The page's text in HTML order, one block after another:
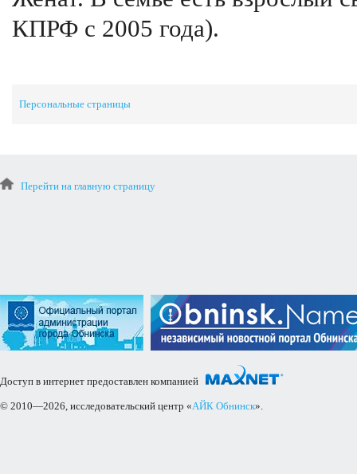
КПРФ с 2005 года).
Персональные страницы
Перейти на главную страницу
Доступ в интернет предоставлен компанией
© 2010—2026, исследовательский центр «АЙК Обнинск».